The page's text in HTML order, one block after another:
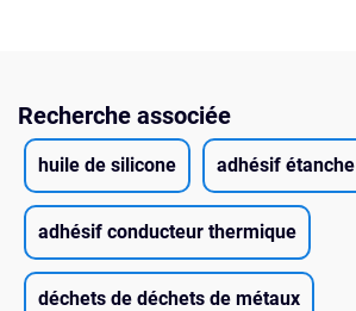
Recherche associée
huile de silicone adhésif étanche
adhésif conducteur thermique
déchets de déchets de métaux